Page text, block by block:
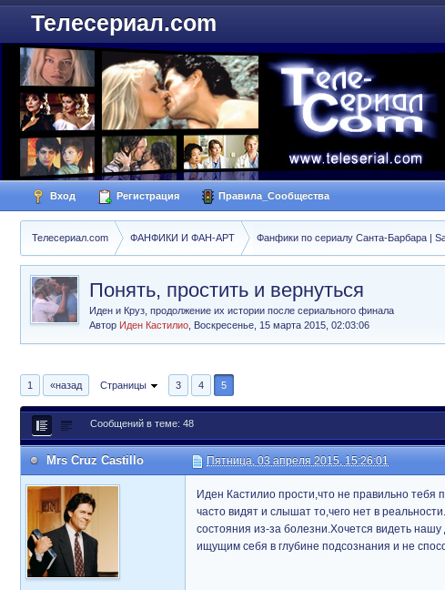
Телесериал.com
Вход Регистрация Правила_Сообщества
Телесериал.com ФАНФИКИ И ФАН-АРТ Фанфики по сериалу Санта-Барбара |
Понять, простить и вернуться
Иден и Круз, продолжение их истории после сериального финала
Автор Иден Кастилио Воскресенье, 15 марта 2015, 02:03:06
1 «назад Страницы 3 4 5
Сообщений в теме: 48
Mrs Cruz Castillo Пятница, 03 апреля 2015, 15:26:01
Иден Кастилио прости,что не правильно
часто видят и слышат то,чего нет в
состояния из-за болезни.Хочется видеть
ищущим себя в глубине подсознания и не